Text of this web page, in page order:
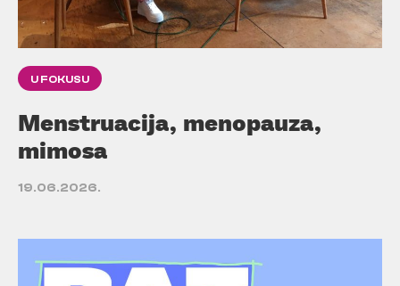
U FOKUSU
Menstruacija, menopauza,
mimosa
19.06.2026.